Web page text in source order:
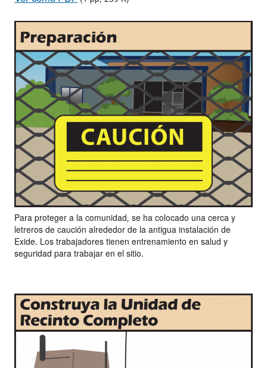
Para proteger a la comunidad, se ha colocado una cerca y
letreros de caución alrededor de la antigua instalación de
Exide. Los trabajadores tienen entrenamiento en salud y
seguridad para trabajar en el sitio.